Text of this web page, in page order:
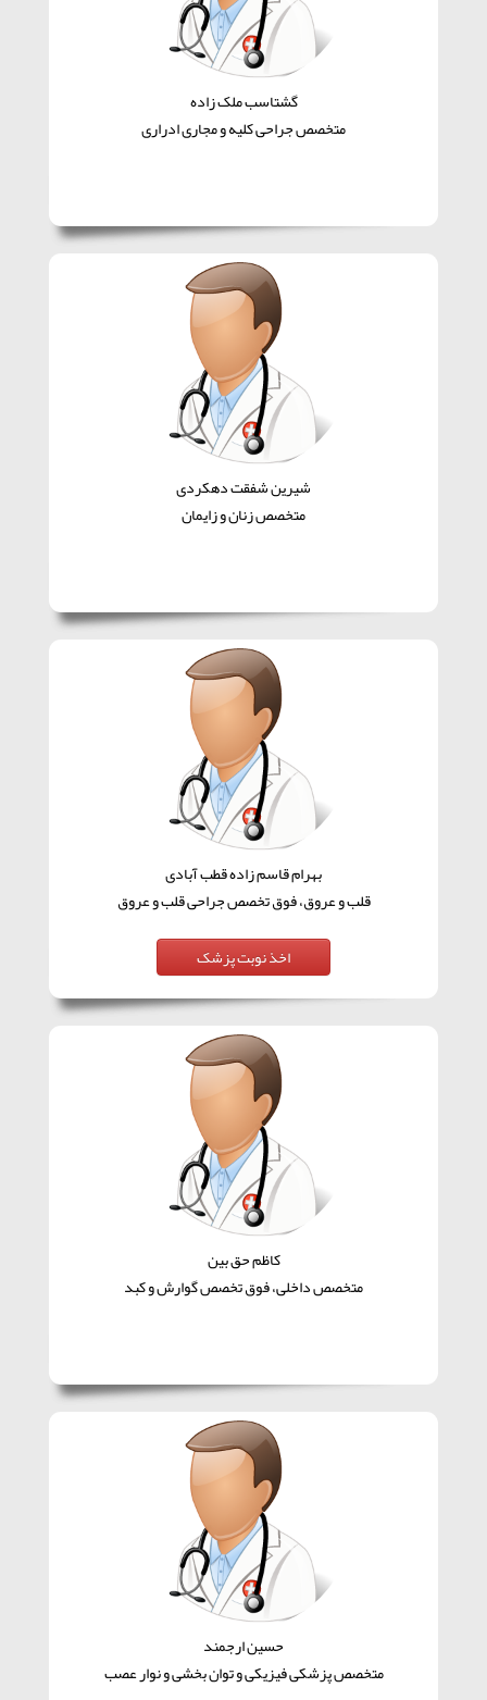
گشتاسب ملک زاده
متخصص جراحی کلیه و مجاری ادراری
شیرین شفقت دهکردی
متخصص زنان و زایمان
بهرام قاسم زاده قطب آبادی
قلب و عروق، فوق تخصص جراحی قلب و عروق
کاظم حق بین
متخصص داخلی، فوق تخصص گوارش و کبد
حسین ارجمند
متخصص پزشکی فیزیکی و توان بخشی و نوار عصب